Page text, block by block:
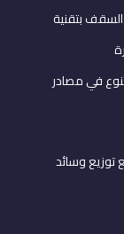
في مصادر
وسائد